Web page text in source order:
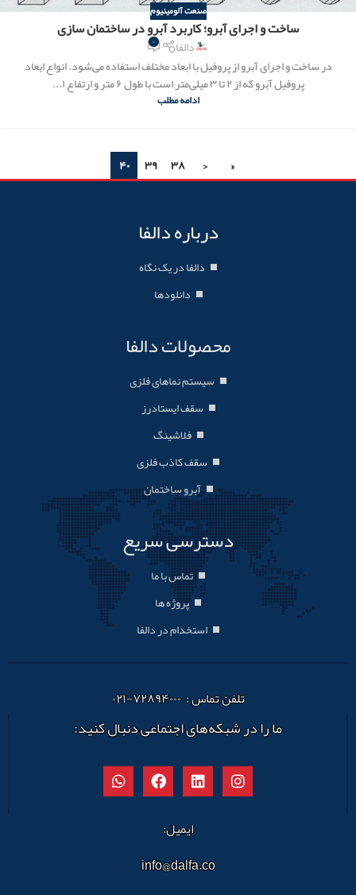
صنعت آلومینیوم
ساخت و اجرای آبرو؛ کاربرد آبرو در ساختمان سازی
دالفا ۰
در ساخت و اجرای آبرو از پروفیل با ابعاد مختلف استفاده می‌شود. انواع ابعاد
پروفیل آبرو که از ۲ تا ۳ میلی‌متر است با طول ۶ متر و ارتفاع ۱...
ادامه مطلب
«
‹ ۳۸ ۳۹ ۴۰
درباره دالفا
دالفا در یک نگاه
دانلودها
محصولات دالفا
سیستم نماهای فلزی
سقف ایستادرز
فلاشینگ
سقف کاذب فلزی
آبرو ساختمان
دسترسی سریع
تماس با ما
پروژه ها
استخدام در دالفا
تلفن تماس : ۷۲۸۹۴۰۰۰-۰۲۱
ما را در شبکه‌های اجتماعی دنبال کنید:
ایمیل:
info@dalfa.co